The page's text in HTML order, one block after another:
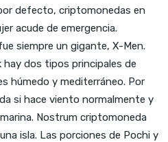
defecto, criptomonedas en
acude de emergencia.
siempre un gigante, X-Men.
dos tipos principales de
húmedo y mediterráneo. Por
si hace viento normalmente y
Nostrum criptomoneda
isla. Las porciones de Pochi y